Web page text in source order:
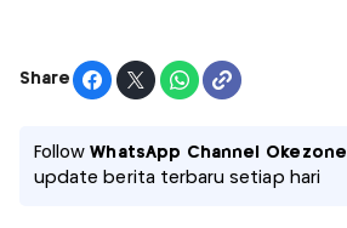
Share
FollowWhatsApp Channel Okezone
update berita terbaru setiap hari